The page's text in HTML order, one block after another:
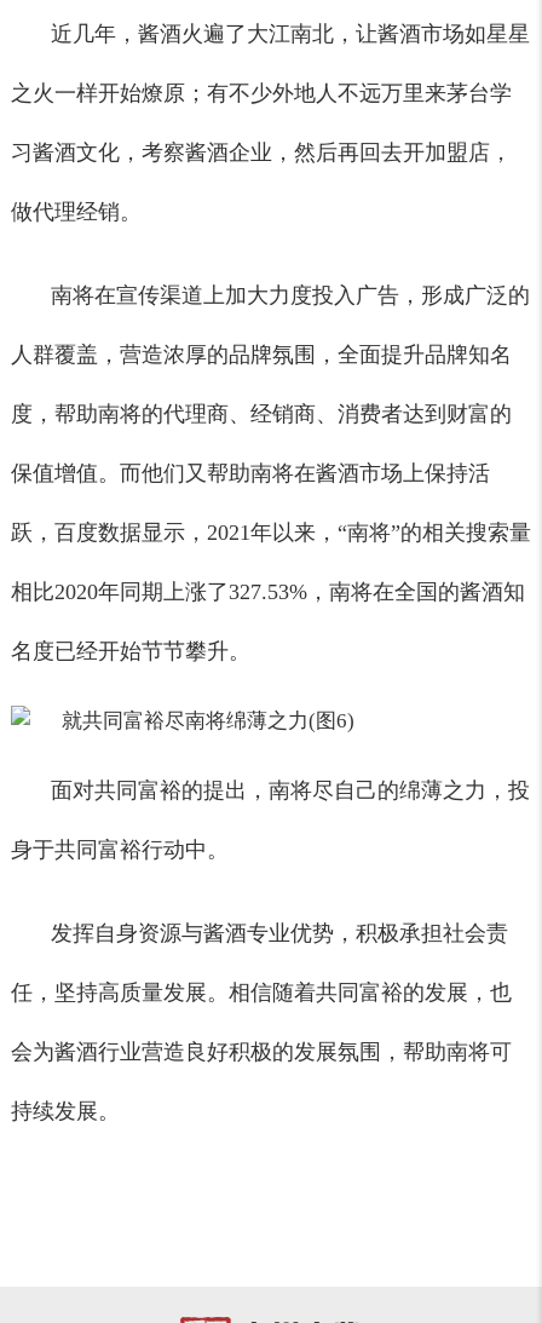
近几年，酱酒火遍了大江南北，让酱酒市场如星星
之火一样开始燎原；有不少外地人不远万里来茅台学
习酱酒文化，考察酱酒企业，然后再回去开加盟店，
做代理经销。
南将在宣传渠道上加大力度投入广告，形成广泛的
人群覆盖，营造浓厚的品牌氛围，全面提升品牌知名
度，帮助南将的代理商、经销商、消费者达到财富的
保值增值。而他们又帮助南将在酱酒市场上保持活
跃，百度数据显示，2021年以来，“南将”的相关搜索量
相比2020年同期上涨了327.53%，南将在全国的酱酒知
名度已经开始节节攀升。
面对共同富裕的提出，南将尽自己的绵薄之力，投
身于共同富裕行动中。
发挥自身资源与酱酒专业优势，积极承担社会责
任，坚持高质量发展。相信随着共同富裕的发展，也
会为酱酒行业营造良好积极的发展氛围，帮助南将可
持续发展。